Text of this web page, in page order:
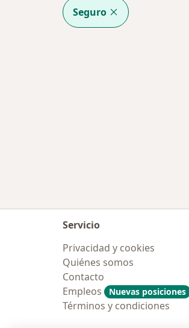
Seguro
Servicio
Privacidad y cookies
Quiénes somos
Contacto
Empleos
Nuevas posiciones
Términos y condiciones